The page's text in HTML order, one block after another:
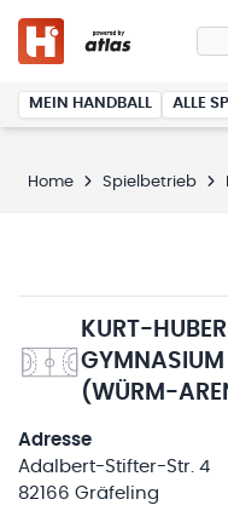
MEIN HANDBALL ALLE
Home Spielbetrieb
KURT-HUBER
GYMNASIUM
(WÜRM-
Adresse
Adalbert-Stifter-Str. 4
82166 Gräfeling